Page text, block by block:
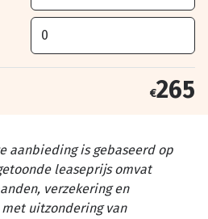
€265
aanbieding is gebaseerd op
leaseprijs omvat
verzekering en
uitzondering van